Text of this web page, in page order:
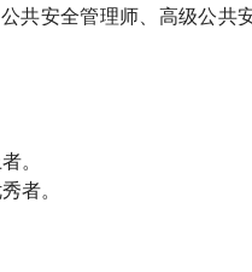
共安全管理师、高级公共
。
者。